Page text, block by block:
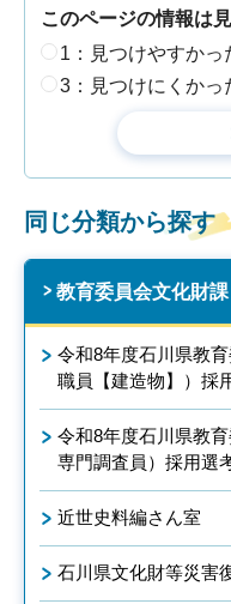
このページの情報は
1：見つけやすかっ
3：見つけにくかっ
同じ分類から探す
教育委員会文化財
令和8年度石川県教
職員【建造物】）採
令和8年度石川県教
専門調査員）採用選
近世史料編さん室
石川県文化財等災害